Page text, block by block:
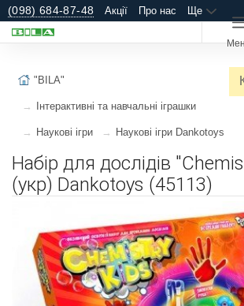
(098) 684-87-48 Акції Про нас Ще
"BILA"
Інтерактивні та навчальні іграшки
Наукові ігри Наукові ігри Dankotoys
Набір для дослідів
(укр) Dankotoys (45113)